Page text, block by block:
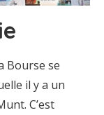
Bourse se
il y a un
C’est